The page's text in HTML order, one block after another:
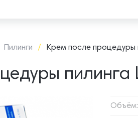
Пилинги / Крем после процедуры
Объём: